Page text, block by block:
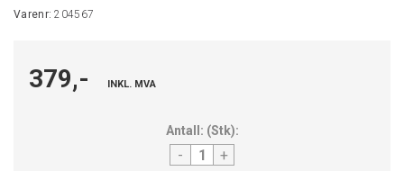
Varenr:204567
379,- INKL. MVA
Antall: (Stk):
- +